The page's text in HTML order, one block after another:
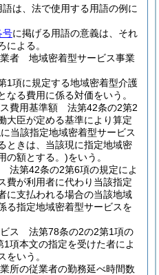
は、法で使用する用語の例に
号に掲げる用語の意義は、それ
による。
者 地域密着型サービス事業
項に規定する地域密着型介護
る費用に係る対価をいう。
費用基準額 法第42条の2第2
大臣が定める基準により算定
当該指定地域密着型サービス
ときは、当該現に指定地域密
の額とする。)をいう。
法第42条の2第6項の規定によ
費が利用者に代わり当該指定
に支払われる場合の当該地域
る指定地域密着型サービスを
ス 法第78条の2の2第1項の
項本文の指定を受けた者によ
をいう。
所の従業者の勤務延べ時間数